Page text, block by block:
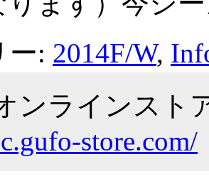
ー: 2014F/W,
ンラインスト
store.com/